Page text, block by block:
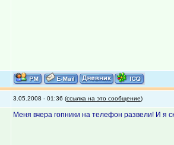
3.05.2008 - 01:36 (ссылка на это сообщение)
Меня вчера гопники на телефон развели! И я